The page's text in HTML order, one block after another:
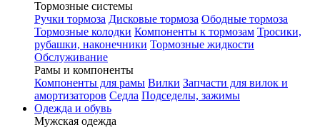
Тормозные системы
Ручки тормоза Дисковые тормоза Ободные тормоза
Тормозные колодки Компоненты к тормозам Тросики,
рубашки, наконечники Тормозные жидкости
Обслуживание
Рамы и компоненты
Компоненты для рамы Вилки Запчасти для вилок и
амортизаторов Седла Подседелы, зажимы
Одежда и обувь
Мужская одежда